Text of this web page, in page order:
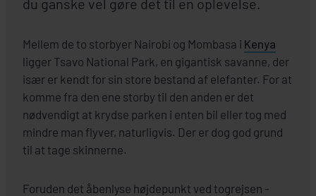
du ganske vel gøre det til en oplevelse.
Mellem de to storbyer Nairobi og Mombasa i Kenya
ligger Tsavo National Park, en gigantisk savanne, der
især er kendt for sin store bestand af elefanter. For at
komme fra den ene storby til den anden er det
nødvendigt at krydse parken i enten bil eller tog med
mindre man flyver, naturligvis. Der er dog god grund
til at tage skinnerne.
Foruden det åbenlyse højdepunkt ved togrejsen -